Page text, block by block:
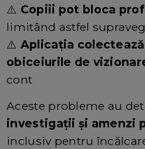
⚠️ Copiii pot bloca
limitând astfel
⚠️ Aplicația
obiceiurile de
cont
Aceste probleme au
investigații și amenzi
inclusiv pentru